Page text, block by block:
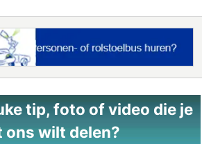
tip, foto of video die je
ons wilt delen?